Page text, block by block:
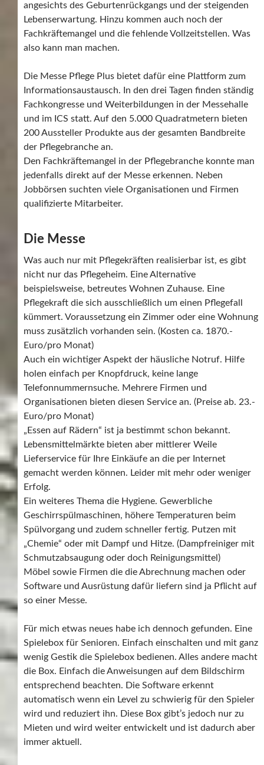
angesichts des Geburtenrückgangs und der steigenden
Lebenserwartung. Hinzu kommen auch noch der
Fachkräftemangel und die fehlende Vollzeitstellen. Was
also kann man machen.
Die Messe Pflege Plus bietet dafür eine Plattform zum
Informationsaustausch. In den drei Tagen finden ständig
Fachkongresse und Weiterbildungen in der Messehalle
und im ICS statt. Auf den 5.000 Quadratmetern bieten
200 Aussteller Produkte aus der gesamten Bandbreite
der Pflegebranche an.
Den Fachkräftemangel in der Pflegebranche konnte man
jedenfalls direkt auf der Messe erkennen. Neben
Jobbörsen suchten viele Organisationen und Firmen
qualifizierte Mitarbeiter.
Die Messe
Was auch nur mit Pflegekräften realisierbar ist, es gibt
nicht nur das Pflegeheim. Eine Alternative
beispielsweise, betreutes Wohnen Zuhause. Eine
Pflegekraft die sich ausschließlich um einen Pflegefall
kümmert. Voraussetzung ein Zimmer oder eine Wohnung
muss zusätzlich vorhanden sein. (Kosten ca. 1870.-
Euro/pro Monat)
Auch ein wichtiger Aspekt der häusliche Notruf. Hilfe
holen einfach per Knopfdruck, keine lange
Telefonnummernsuche. Mehrere Firmen und
Organisationen bieten diesen Service an. (Preise ab. 23.-
Euro/pro Monat)
„Essen auf Rädern“ ist ja bestimmt schon bekannt.
Lebensmittelmärkte bieten aber mittlerer Weile
Lieferservice für Ihre Einkäufe an die per Internet
gemacht werden können. Leider mit mehr oder weniger
Erfolg.
Ein weiteres Thema die Hygiene. Gewerbliche
Geschirrspülmaschinen, höhere Temperaturen beim
Spülvorgang und zudem schneller fertig. Putzen mit
„Chemie“ oder mit Dampf und Hitze. (Dampfreiniger mit
Schmutzabsaugung oder doch Reinigungsmittel)
Möbel sowie Firmen die die Abrechnung machen oder
Software und Ausrüstung dafür liefern sind ja Pflicht auf
so einer Messe.
Für mich etwas neues habe ich dennoch gefunden. Eine
Spielebox für Senioren. Einfach einschalten und mit ganz
wenig Gestik die Spielebox bedienen. Alles andere macht
die Box. Einfach die Anweisungen auf dem Bildschirm
entsprechend beachten. Die Software erkennt
automatisch wenn ein Level zu schwierig für den Spieler
wird und reduziert ihn. Diese Box gibt’s jedoch nur zu
Mieten und wird weiter entwickelt und ist dadurch aber
immer aktuell.